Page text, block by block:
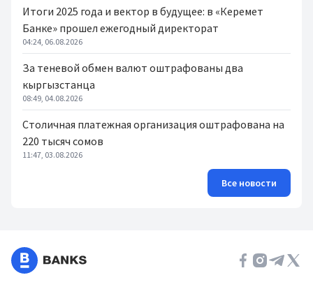
Итоги 2025 года и вектор в будущее: в «Керемет
Банке» прошел ежегодный директорат
04:24, 06.08.2026
За теневой обмен валют оштрафованы два
кыргызстанца
08:49, 04.08.2026
Столичная платежная организация оштрафована на
220 тысяч сомов
11:47, 03.08.2026
Все новости